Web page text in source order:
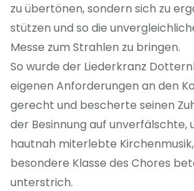
zu übertönen, sondern sich zu
stützen und so die
Messe zum Strahlen zu bringen.
So wurde der Liederkranz
eigenen Anforderungen an den
gerecht und bescherte seinen
der Besinnung auf unverfälschte,
hautnah miterlebte
besondere Klasse des Chores
unterstrich.